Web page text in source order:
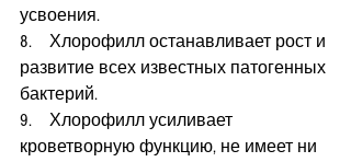
усвоения.
8.    Хлорофилл останавливает рост и
развитие всех известных патогенных
бактерий.
9.    Хлорофилл усиливает
кроветворную функцию, не имеет ни